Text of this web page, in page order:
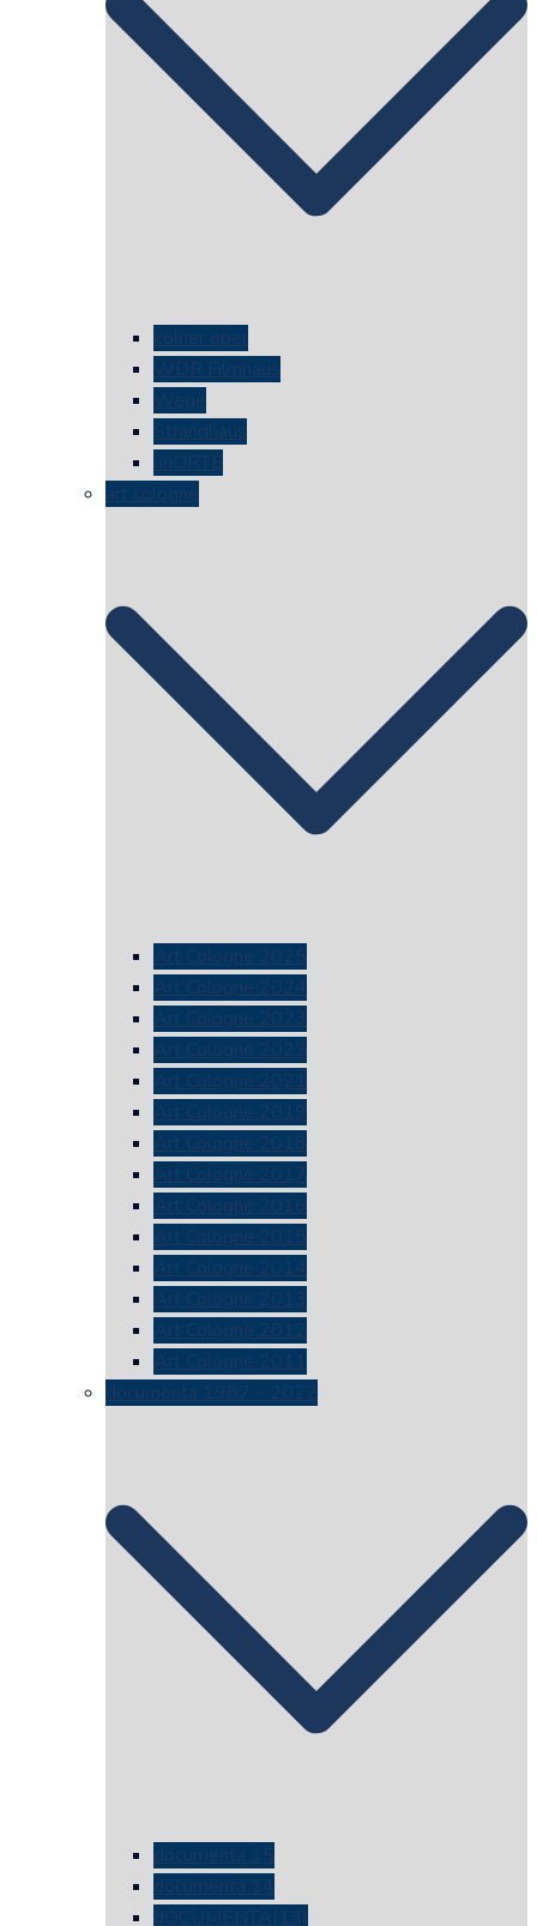
kölner oper
WDR Filmhaus
Wege
Strandhaus
unORTE
art cologne
Art Cologne 2025
Art Cologne 2024
Art Cologne 2023
Art Cologne 2022
Art Cologne 2021
Art Cologne 2019
Art Cologne 2018
Art Cologne 2017
Art Cologne 2016
Art Cologne 2015
Art Cologne 2014
Art Cologne 2013
Art Cologne 2012
Art Cologne 2011
documenta 1987 – 2022
documenta 15
documenta 14
dOCUMENTA(13)